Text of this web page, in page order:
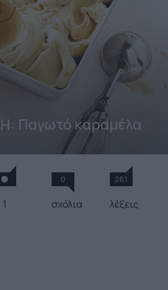
Παγωτό καραμέλα
1
0
σχόλια
261
λέξεις